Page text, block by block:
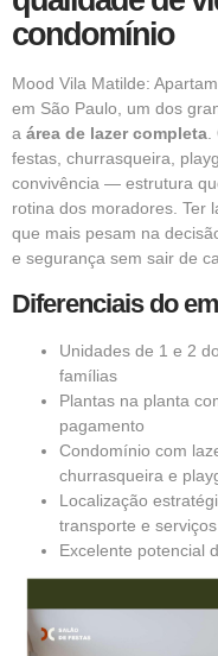
condomínio
Mood Vila Matilde:
em São Paulo, um dos
a área de lazer completa.
festas, churrasqueira,
convivência — estrutura
rotina dos moradores. Ter
que mais pesam na
e segurança sem sair de
Diferenciais do
Unidades de 1 e 2
famílias
Plantas na planta
pagamento
Condomínio com
churrasqueira e
Localização
transporte e serviços
Excelente potencial